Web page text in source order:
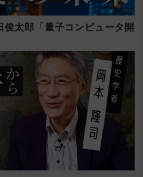
俊太郎「量子コンピュータ開